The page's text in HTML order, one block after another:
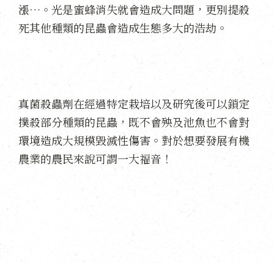
漲…。光是蜜蜂消失就會造成大問題，更別提殺
死其他種類的昆蟲會造成生態多大的浩劫。
真菌殺蟲劑在經過特定栽培以及研究後可以鎖定
撲殺部分種類的昆蟲，既不會殃及池魚也不會對
環境造成大規模毀滅性傷害。對於想要發展有機
農業的農民來說可謂一大福音！